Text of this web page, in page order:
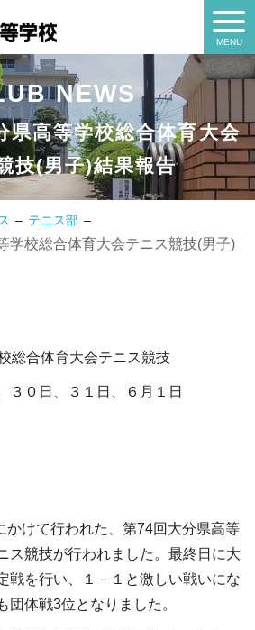
NEWS
県高等学校総合体育大会
技(男子)結果報告
NEWS
テニス部
学校総合体育大会テニス競技(男子)
総合体育大会テニス競技
３０日、３１日、６月１日
かけて行われた、第74回大分県高等
ス競技が行われました。最終日に大
戦を行い、１－１と激しい戦いにな
団体戦3位となりました。